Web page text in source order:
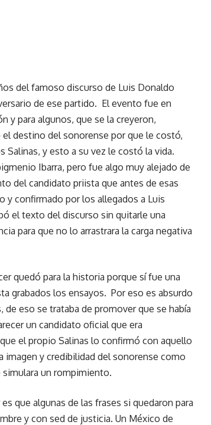
del famoso discurso de Luis Donaldo
de ese partido. El evento fue en
y para algunos, que se la creyeron,
destino del sonorense por que le costó,
y esto a su vez le costó la vida.
Ibarra, pero fue algo muy alejado de
del candidato priista que antes de esas
y confirmado por los allegados a Luis
el texto del discurso sin quitarle una
para que no lo arrastrara la carga negativa
quedó para la historia porque sí fue una
grabados los ensayos. Por eso es absurdo
de eso se trataba de promover que se había
un candidato oficial que era
el propio Salinas lo confirmó con aquello
imagen y credibilidad del sonorense como
simulara un rompimiento.
que algunas de las frases si quedaron para
y con sed de justicia. Un México de